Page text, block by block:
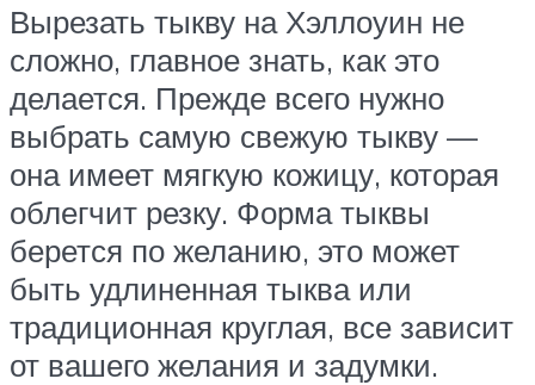
Вырезать тыкву на Хэллоуин не
сложно, главное знать, как это
делается. Прежде всего нужно
выбрать самую свежую тыкву —
она имеет мягкую кожицу, которая
облегчит резку. Форма тыквы
берется по желанию, это может
быть удлиненная тыква или
традиционная круглая, все зависит
от вашего желания и задумки.